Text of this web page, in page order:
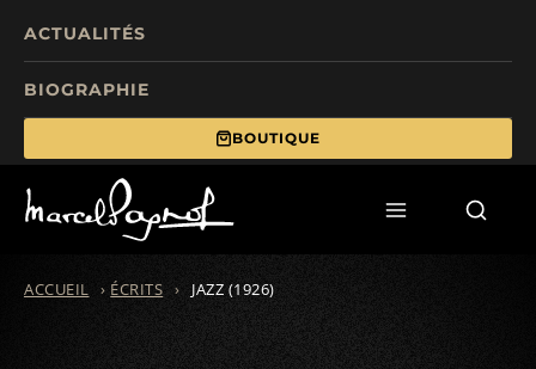
ACTUALITÉS
BIOGRAPHIE
BOUTIQUE
ÉCRITS
ACCUEIL › ÉCRITS › JAZZ (1926)